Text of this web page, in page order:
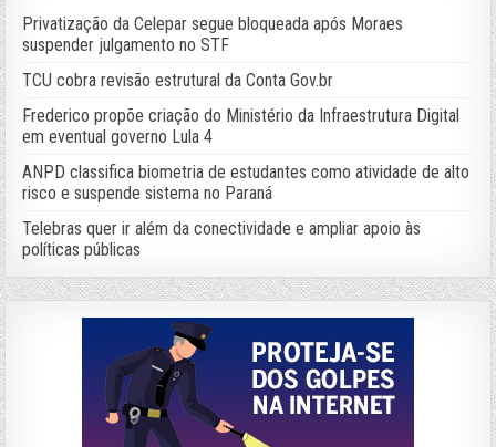
Privatização da Celepar segue bloqueada após Moraes
suspender julgamento no STF
TCU cobra revisão estrutural da Conta Gov.br
Frederico propõe criação do Ministério da Infraestrutura Digital
em eventual governo Lula 4
ANPD classifica biometria de estudantes como atividade de alto
risco e suspende sistema no Paraná
Telebras quer ir além da conectividade e ampliar apoio às
políticas públicas